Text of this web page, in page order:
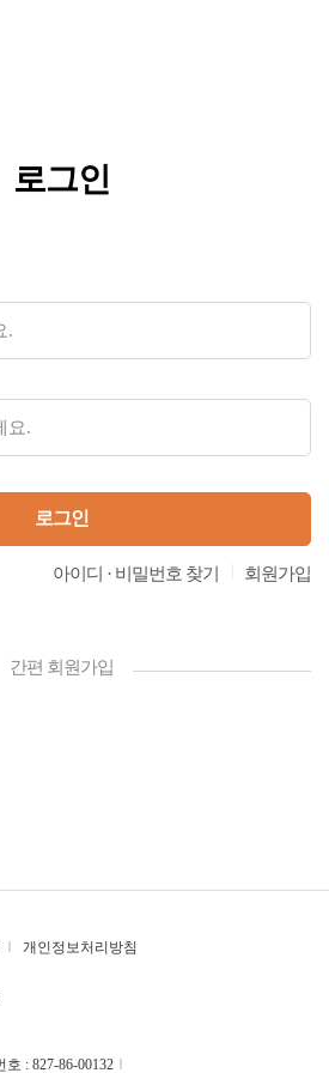
로그인
로그인
회원가입
아이디 · 비밀번호 찾기
간편 회원가입
| 개인정보처리방침
: 827-86-00132 |